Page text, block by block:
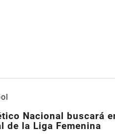
Nacional buscará
de la Liga Femenina